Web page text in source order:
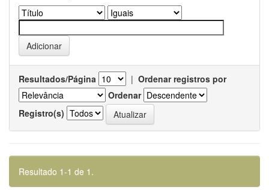
Resultados/Página | Ordenar registros por
Ordenar
Registro(s)
Resultado 1-1 de 1.